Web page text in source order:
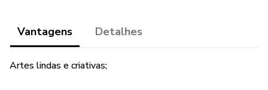
Vantagens Detalhes
Artes lindas e criativas;